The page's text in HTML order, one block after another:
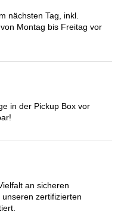
nächsten Tag, inkl.
Montag bis Freitag vor
in der Pickup Box vor
an sicheren
zertifizierten